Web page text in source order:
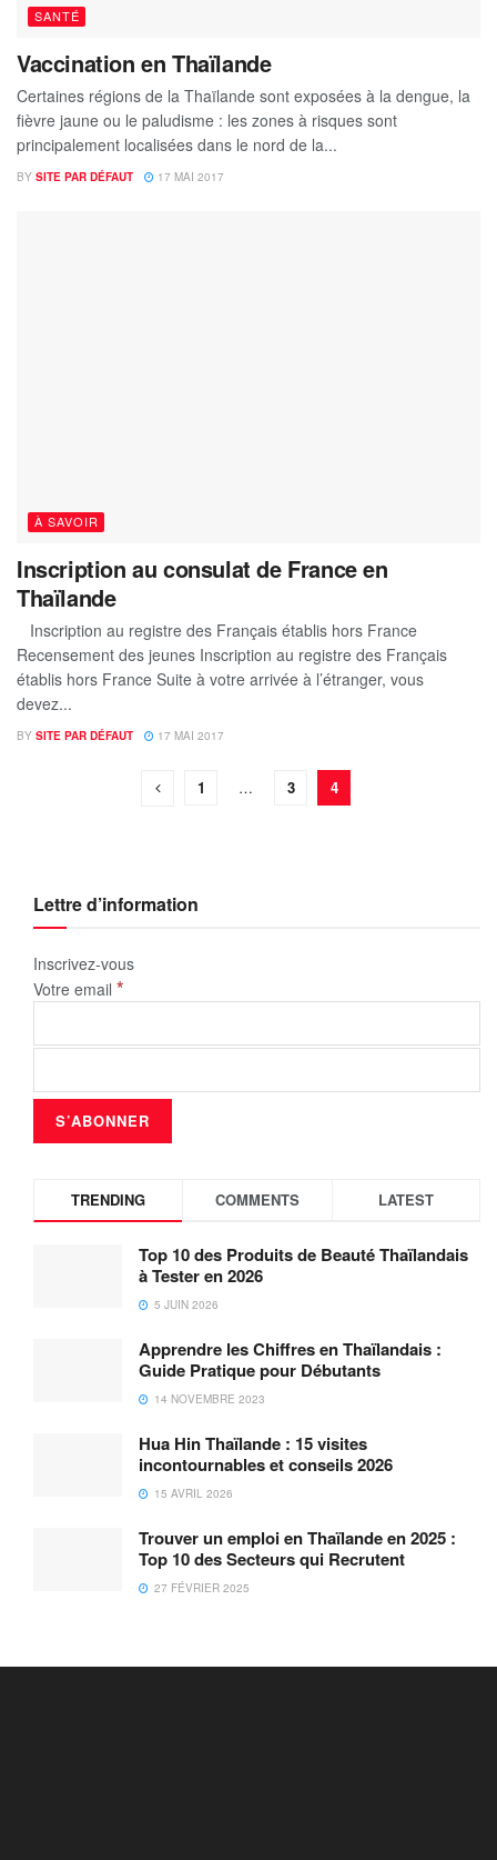
SANTÉ
Vaccination en Thaïlande
Certaines régions de la Thaïlande sont exposées à la dengue, la
fièvre jaune ou le paludisme : les zones à risques sont
principalement localisées dans le nord de la...
BY SITE PAR DÉFAUT 17 MAI 2017
À SAVOIR
Inscription au consulat de France en
Thaïlande
Inscription au registre des Français établis hors France
Recensement des jeunes Inscription au registre des Français
établis hors France Suite à votre arrivée à l’étranger, vous
devez...
BY SITE PAR DÉFAUT 17 MAI 2017
1 … 3 4
Lettre d’information
Inscrivez-vous
Votre email *
TRENDING COMMENTS LATEST
Top 10 des Produits de Beauté Thaïlandais
à Tester en 2026
5 JUIN 2026
Apprendre les Chiffres en Thaïlandais :
Guide Pratique pour Débutants
14 NOVEMBRE 2023
Hua Hin Thaïlande : 15 visites
incontournables et conseils 2026
15 AVRIL 2026
Trouver un emploi en Thaïlande en 2025 :
Top 10 des Secteurs qui Recrutent
27 FÉVRIER 2025